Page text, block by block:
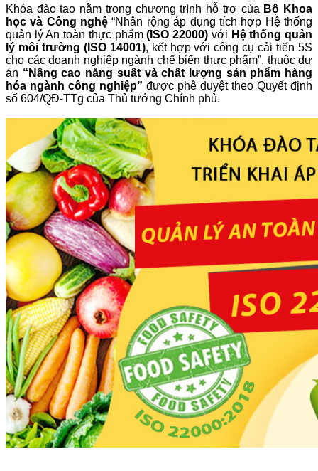
Khóa đào tạo nằm trong chương trình hỗ trợ của Bộ Khoa
học và Công nghệ “Nhân rộng áp dụng tích hợp Hệ thống
quản lý An toàn thực phẩm(ISO 22000) với Hệ thống quản
lý môi trường (ISO 14001), kết hợp với công cụ cải tiến 5S
cho các doanh nghiệp ngành chế biến thực phẩm”, thuộc dự
án “Nâng cao năng suất và chất lượng sản phẩm hàng
hóa ngành công nghiệp” được phê duyệt theo Quyết định
số 604/QĐ-TTg của Thủ tướng Chính phủ.